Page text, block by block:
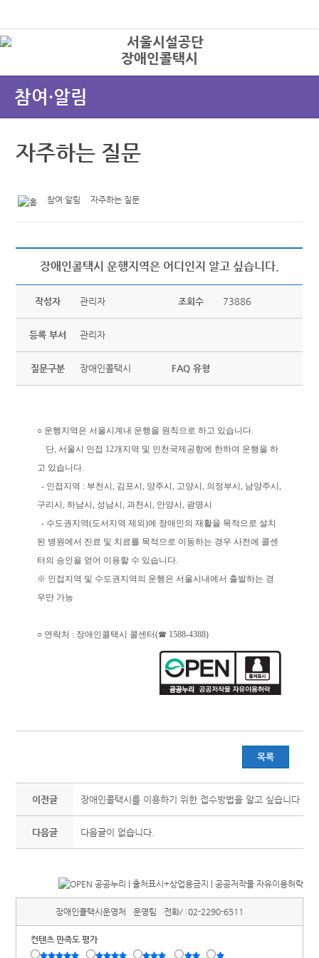
장애인콜택시
참여·알림
자주하는 질문
참여·알림 자주하는 질문
장애인콜택시 운행지역은 어디인지 알고 싶습니다.
작성자 관리자 조회수 73886
등록 부서 관리자
질문구분 장애인콜택시 FAQ 유형
○ 운행지역은 서울시계내 운행을 원칙으로 하고 있습니다.
단, 서울시 인접 12개지역 및 인천국제공항에 한하여 운행을 하
고 있습니다.
- 인접지역 : 부천시, 김포시, 양주시, 고양시, 의정부시, 남양주시,
구리시, 하남시, 성남시, 과천시, 안양시, 광명시
- 수도권지역(도서지역 제외)에 장애인의 재활을 목적으로 설치
된 병원에서 진료 및 치료를 목적으로 이동하는 경우 사전에 콜센
터의 승인을 얻어 이용할 수 있습니다.
※ 인접지역 및 수도권지역의 운행은 서울시내에서 출발하는 경
우만 가능
○ 연락처 : 장애인콜택시 콜센터(☎ 1588-4388)
목록
이전글 장애인콜택시를 이용하기 위한 접수방법을 알고 싶습니다
다음글 다음글이 없습니다.
장애인콜택시운영처 운영팀 전화/ :02-2290-6511
컨텐츠 만족도 평가